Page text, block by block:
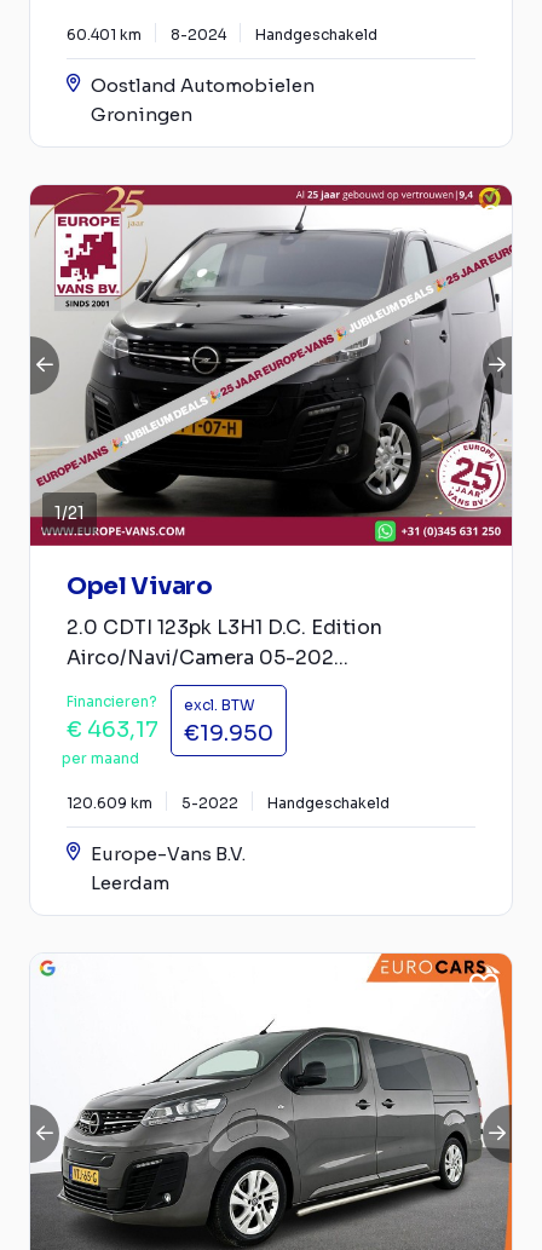
60.401 km 8-2024 Handgeschakeld
Oostland Automobielen
Groningen
1/21
Opel Vivaro
2.0 CDTI 123pk L3H1 D.C. Edition
Airco/Navi/Camera 05-202...
Financieren?
€ 463,17
per maand
excl. BTW
€19.950
120.609 km 5-2022 Handgeschakeld
Europe-Vans B.V.
Leerdam